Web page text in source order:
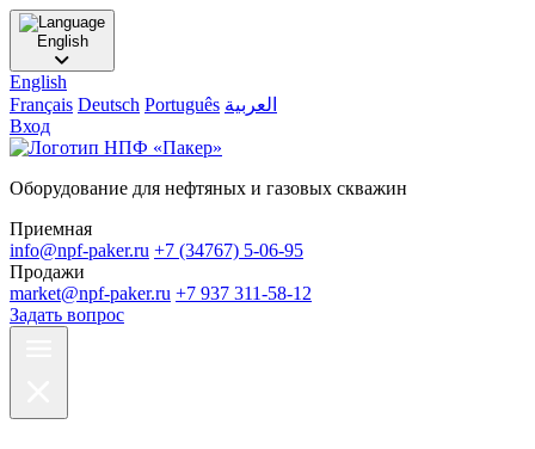
English
English
Français Deutsch Português العربية
Вход
Оборудование для нефтяных и газовых скважин
Приемная
info@npf-paker.ru +7 (34767) 5-06-95
Продажи
market@npf-paker.ru +7 937 311-58-12
Задать вопрос